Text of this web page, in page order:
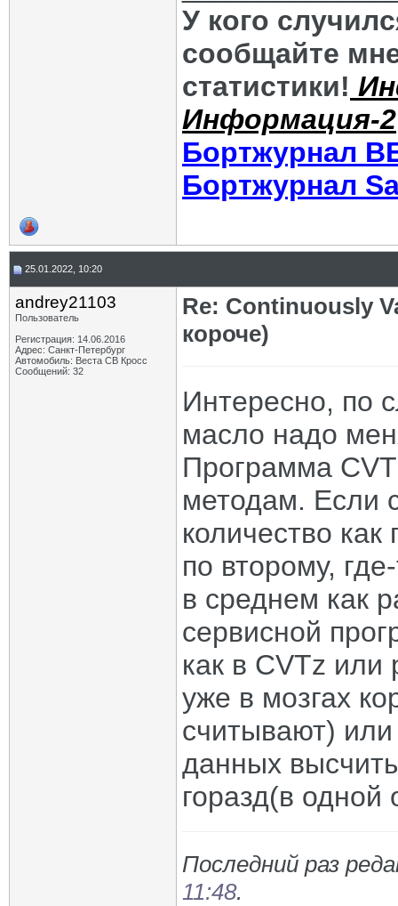
У кого
сообщайте
статистики!
Информация-2
Бортжурнал
Бортжурнал
25.01.2022, 10:20
andrey21103
Пользователь
Регистрация: 14.06.2016
Адрес: Санкт-Петербург
Автомобиль: Веста CВ Кросс
Сообщений: 32
Re: Continuously
короче)
Интересно, по
масло надо
Программа
методам. Если
количество
по второму,
в среднем как
сервисной
как в CVTz
уже в мозгах
считывают)
данных
горазд(в одной
Последний раз
11:48.